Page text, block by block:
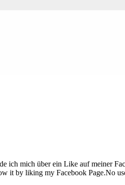
ich mich über ein Like auf meiner
it by liking my Facebook Page.No